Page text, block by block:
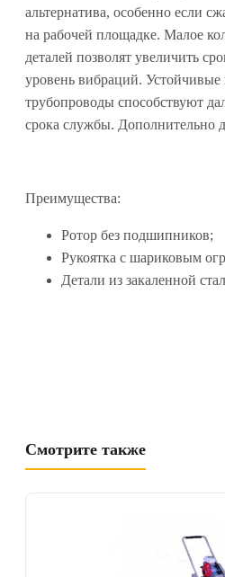
альтернатива, особенно если
на рабочей площадке. Малое
деталей позволят увеличить
уровень вибраций. Устойчивые
трубопроводы способствуют
срока службы. Дополнительно
Преимущества:
Ротор без подшипников;
Рукоятка с шариковым
Детали из закаленной
Смотрите также